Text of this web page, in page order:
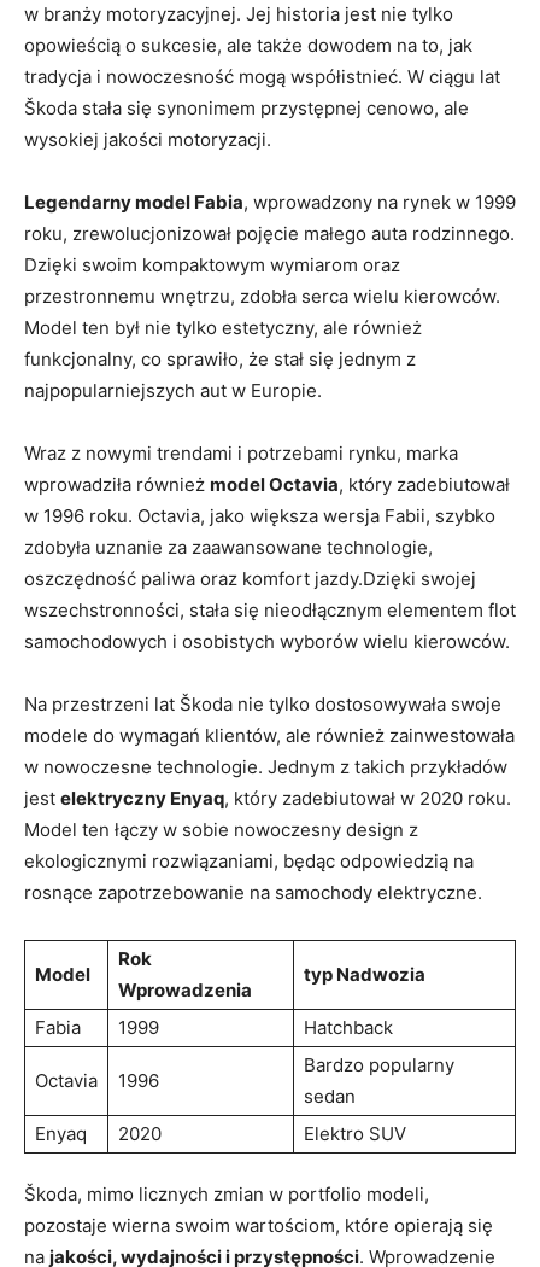
w branży motoryzacyjnej. Jej historia⁤ jest nie tylko
opowieścią o sukcesie, ale także dowodem na to, ⁣jak
tradycja i nowoczesność mogą współistnieć. W ⁣ciągu lat
Škoda stała się synonimem przystępnej⁢ cenowo,⁣ ale
wysokiej jakości motoryzacji.
Legendarny model Fabia, wprowadzony na rynek w 1999
roku, zrewolucjonizował pojęcie małego auta rodzinnego.
Dzięki swoim kompaktowym‍ wymiarom ​oraz
przestronnemu wnętrzu, zdobła serca wielu kierowców.​
Model ten ‌był nie tylko estetyczny,‌ ale również
funkcjonalny, co sprawiło, że ‍stał się jednym z
⁣najpopularniejszych aut w Europie.
Wraz⁣ z nowymi trendami i ⁢potrzebami rynku, marka
wprowadziła również​ model Octavia, który zadebiutował
w 1996 roku. Octavia, jako większa wersja Fabii, ⁤szybko
zdobyła uznanie‍ za zaawansowane technologie,
oszczędność paliwa oraz komfort jazdy.Dzięki swojej
wszechstronności, stała się nieodłącznym⁢ elementem​ flot
samochodowych i osobistych wyborów wielu kierowców.
Na​ przestrzeni lat Škoda⁢ nie tylko‍ dostosowywała swoje
modele do‍ wymagań klientów, ale również zainwestowała
w nowoczesne technologie. Jednym z⁢ takich przykładów
jest​ elektryczny Enyaq, który zadebiutował w 2020 roku.
Model ten łączy⁢ w sobie nowoczesny design z
ekologicznymi rozwiązaniami, będąc ⁣odpowiedzią na
rosnące zapotrzebowanie na samochody elektryczne.
Model
Rok
Wprowadzenia
typ Nadwozia
Fabia 1999 Hatchback
Octavia 1996
Bardzo popularny
sedan
Enyaq
2020 Elektro SUV
Škoda, mimo licznych zmian ⁢w portfolio modeli,
pozostaje wierna‍ swoim wartościom, które opierają się
na jakości, wydajności i przystępności. Wprowadzenie